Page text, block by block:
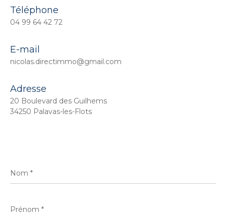
Téléphone
04 99 64 42 72
E-mail
nicolas.directimmo@gmail.com
Adresse
20 Boulevard des Guilhems
34250 Palavas-les-Flots
*
*